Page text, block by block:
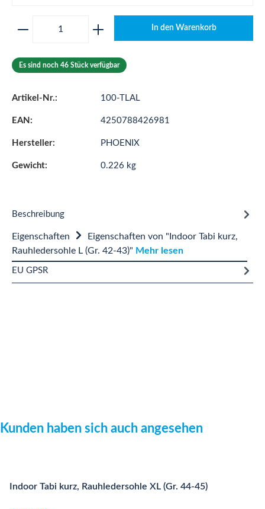
Produkt Anzahl: Gib den gewünschten
In den Warenkorb
Es sind noch 46 Stück verfügbar
Artikel-Nr.: 100-TLAL
EAN: 4250788426981
Hersteller: PHOENIX
Gewicht: 0.226 kg
Beschreibung
Eigenschaften
Eigenschaften von "Indoor Tabi kurz,
Rauhledersohle L (Gr. 42-43)" Mehr lesen
EU GPSR
Produktgalerie überspringen
Kunden haben sich auch angesehen
Indoor Tabi kurz, Rauhledersohle XL (Gr. 44-45)